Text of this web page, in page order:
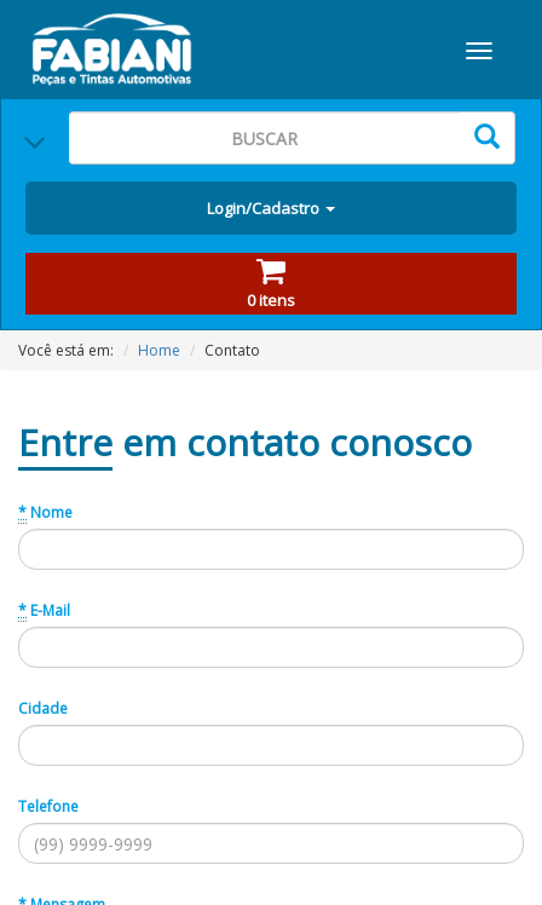
Login/Cadastro
0 itens
Você está em: Home Contato
Entre em contato conosco
*Nome
*E-Mail
Cidade
Telefone